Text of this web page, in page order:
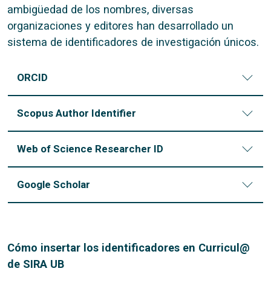
ambigüedad de los nombres, diversas
organizaciones y editores han desarrollado un
sistema de identificadores de investigación únicos.
ORCID
Scopus Author Identifier
Web of Science Researcher ID
Google Scholar
Cómo insertar los identificadores en Curricul@
de SIRA UB